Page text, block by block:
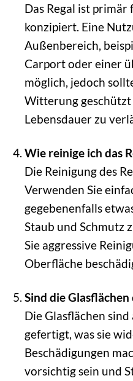
Das Regal ist
konzipiert. Eine
Außenbereich,
Carport oder einer
möglich, jedoch
Witterung
Lebensdauer zu
Wie reinige ich das
Die Reinigung des
Verwenden Sie
gegebenenfalls
Staub und Schmutz
Sie aggressive
Oberfläche
Sind die Glasflächen
Die Glasflächen
gefertigt, was sie
Beschädigungen
vorsichtig sein und